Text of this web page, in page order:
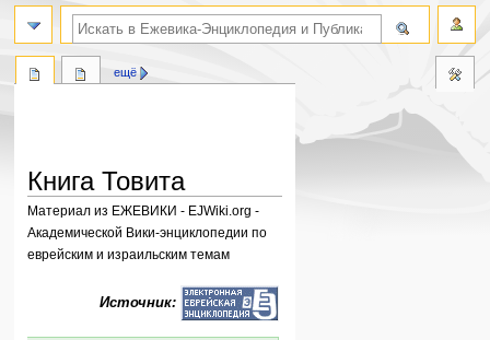
Книга Товита
Материал из ЕЖЕВИКИ - EJWiki.org -
Академической Вики-энциклопедии по
еврейским и израильским темам
Источник:
ещё
поиск по словам